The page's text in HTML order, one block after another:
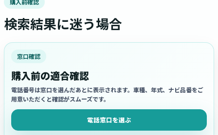
購入前確認
検索結果に迷う場合
窓口確認
購入前の適合確認
電話番号は窓口を選んだあとに表示されます。車種、年式、ナビ品番をご
用意いただくと確認がスムーズです。
電話窓口を選ぶ